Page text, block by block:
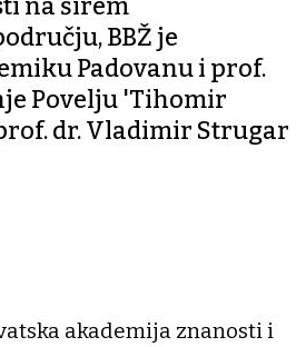
na širem
BBŽ je
Padovanu i prof.
Povelju 'Tihomir
dr. Vladimir Strugar
akademija znanosti i